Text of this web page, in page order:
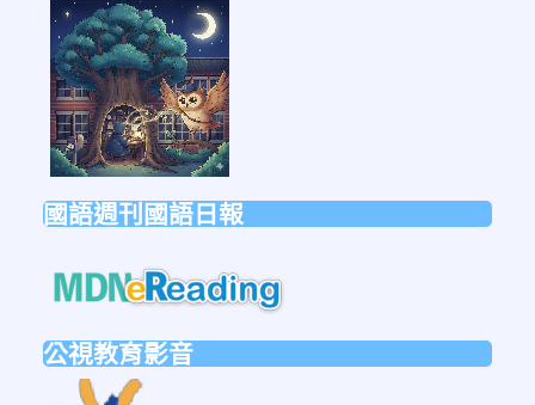
https://forms.gle/sb6qss7apF2uRjVc7
國語週刊國語日報
公視教育影音